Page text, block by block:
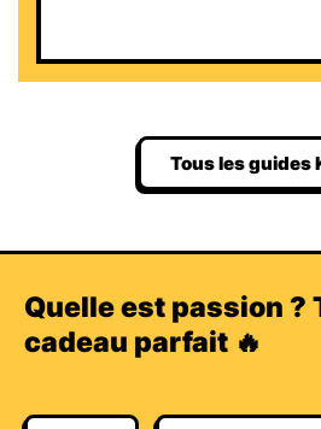
Tous les guides
Quelle est passion ?
cadeau parfait 🔥